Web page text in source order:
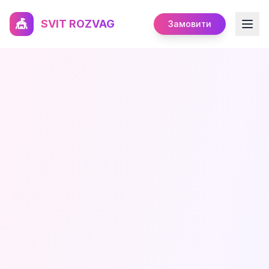
🎪 SVIT ROZVAG Замовити